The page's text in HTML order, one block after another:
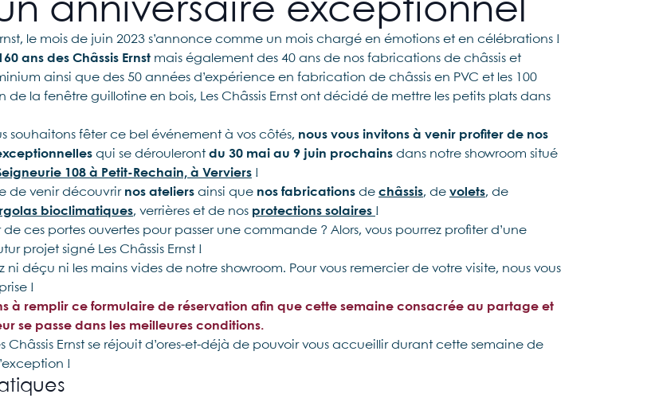
anniversaire exceptionnel
le mois de juin 2023 s’annonce comme un mois chargé en émotions et en célébrations !
ans des Châssis Ernstmais également des 40 ans de nos fabrications de châssis et
ainsi que des 50 années d’expérience en fabrication de châssis en PVC et les 100
de la fenêtre guillotine en bois, Les Châssis Ernst ont décidé de mettre les petits plats dans
souhaitons fêter ce bel événement à vos côtés, nous vous invitons à venir profiter de nos
qui se dérouleront du 30 mai au 9 juin prochainsdans notre showroom situé
108 à Petit-Rechain, à Verviers!
de venir découvrir nos ateliersainsi que nos fabricationsde châssis, de volets, de
bioclimatiques, verrières et de nos protections solaires !
de ces portes ouvertes pour passer une commande ? Alors, vous pourrez profiter d’une
projet signé Les Châssis Ernst !
ni déçu ni les mains vides de notre showroom. Pour vous remercier de votre visite, nous vous
!
à remplir ce formulaire de réservation afin que cette semaine consacrée au partage et
se passe dans les meilleures conditions.
Châssis Ernst se réjouit d’ores-et-déjà de pouvoir vous accueillir durant cette semaine de
!